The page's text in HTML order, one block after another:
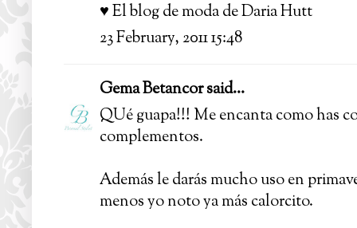
♥ El blog de moda de Daria Hutt
23 February, 2011 15:48
Gema Betancorsaid...
QUé guapa!!! Me encanta como has
complementos.
Además le darás mucho uso en
menos yo noto ya más calorcito.